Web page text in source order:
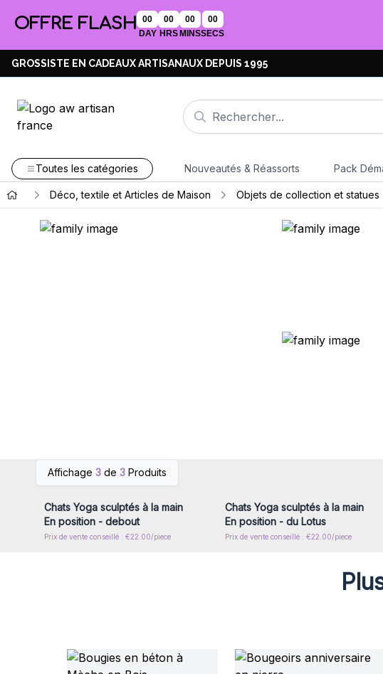
OFFRE FLASH
00
DAY
00
HRS
00
MINS
00
SECS
GROSSISTE EN CADEAUX ARTISANAUX DEPUIS 1995
Toutes les catégories Nouveautés & Réassorts Pack
Déco, textile et Articles de Maison Objets de collection et statues
Affichage 3 de 3 Produits
vous pour accéder aux prix de
gros
Chats Yoga sculptés à la main
En position - debout
Prix de vente conseillé : €22.00/piece
Chats Yoga sculptés à la main
En position - du Lotus
Prix de vente conseillé : €22.00/piece